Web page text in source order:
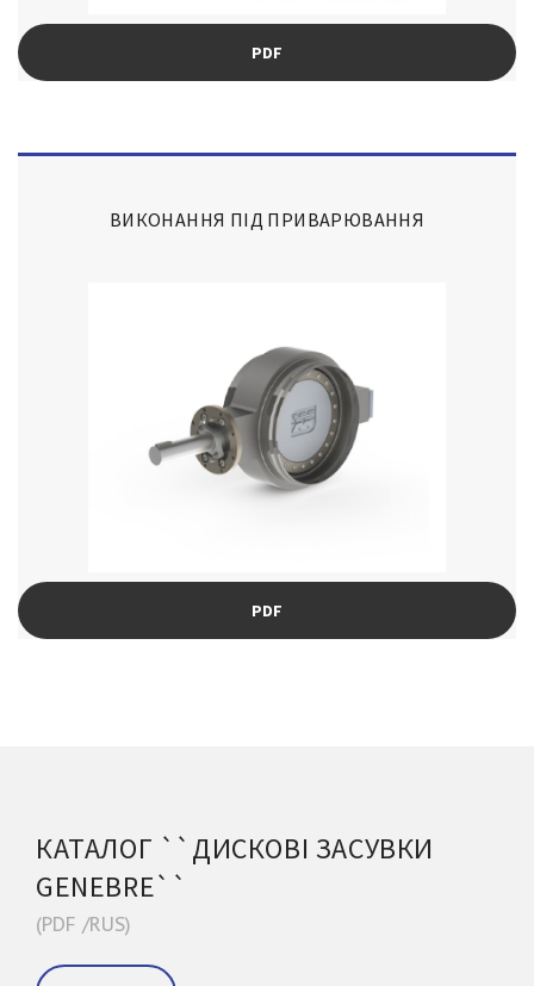
PDF
ВИКОНАННЯ ПІД ПРИВАРЮВАННЯ
PDF
КАТАЛОГ ``ДИСКОВІ ЗАСУВКИ
GENEBRE``
(PDF /RUS)